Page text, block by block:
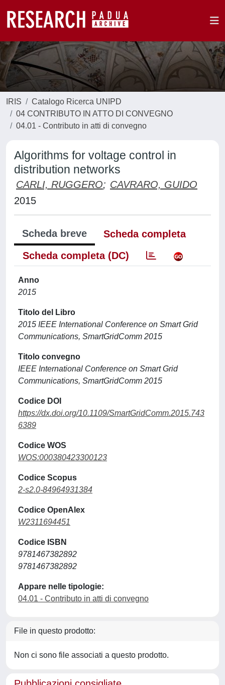
IRIS
Catalogo Ricerca UNIPD
04 CONTRIBUTO IN ATTO DI CONVEGNO
04.01 - Contributo in atti di convegno
Algorithms for voltage control in
distribution networks
CARLI, RUGGERO; CAVRARO, GUIDO
2015
Scheda breve
Scheda completa
Scheda completa (DC)
Anno
2015
Titolo del Libro
2015 IEEE International Conference on Smart Grid
Communications, SmartGridComm 2015
Titolo convegno
IEEE International Conference on Smart Grid
Communications, SmartGridComm 2015
Codice DOI
https://dx.doi.org/10.1109/SmartGridComm.2015.743
6389
Codice WOS
WOS:000380423300123
Codice Scopus
2-s2.0-84964931384
Codice OpenAlex
W2311694451
Codice ISBN
9781467382892
9781467382892
Appare nelle tipologie:
04.01 - Contributo in atti di convegno
File in questo prodotto:
Non ci sono file associati a questo prodotto.